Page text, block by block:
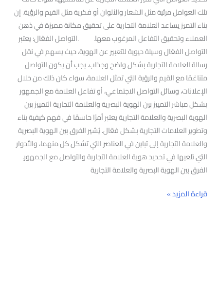
تلك العوامل مرئية مثل الشعار والألوان أو فكرية مثل القيم والرؤية. إن
بناء التميز يساعد العلامة التجارية على تحقيق مكانة مميزة في ذهن
العملاء وتحقيق التفاعل المرغوب معها. .التواصل الفعّال: يعتبر
التواصل الفعّال وسيلة حيوية للتعبير عن الهوية، حيث يسهم في نقل
رسالة العلامة التجارية بشكل واضح وجذاب. يجب أن يكون التواصل
متناغمًا مع القيم والرؤية التي تمثل العلامة، سواء كان ذلك من خلال
الإعلانات، وسائل التواصل الاجتماعي، أو تفاعل العلامة مع الجمهور
بشكل مباشر التمييز بين الهوية البصرية والعلامة التجارية التمييز بين
الهوية البصرية والعلامة التجارية يعتبر أمرًا حاسمًا في فهم كيفية بناء
وتطوير العلامات التجارية بشكل فعّال. يُشير الفرق بين الهوية البصرية
والعلامة التجارية إلى تباين في العناصر التي تشكل كل منهما، والأدوار
التي تلعبها في تحديد هوية العلامة التجارية والتواصل مع الجمهور.
الفرق بين الهوية البصرية والعلامة التجارية
قراءة المزيد »